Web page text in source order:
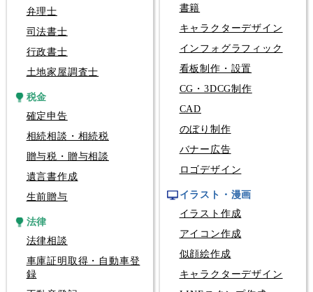
弁理士
司法書士
行政書士
土地家屋調査士
税金
確定申告
相続相談・相続税
贈与税・贈与相談
遺言書作成
生前贈与
法律
法律相談
車庫証明取得・自動車登
録
書籍
キャラクターデザイン
インフォグラフィック
看板制作・設置
CG・3DCG制作
CAD
のぼり制作
バナー広告
ロゴデザイン
イラスト・漫画
イラスト作成
アイコン作成
似顔絵作成
キャラクターデザイン